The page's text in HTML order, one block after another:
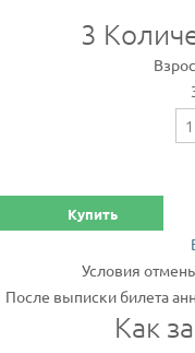
3
Купить
Условия
После выписки билета
Как